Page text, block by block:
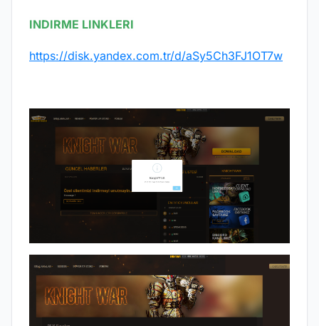
INDIRME LINKLERI
https://disk.yandex.com.tr/d/aSy5Ch3FJ1OT7w